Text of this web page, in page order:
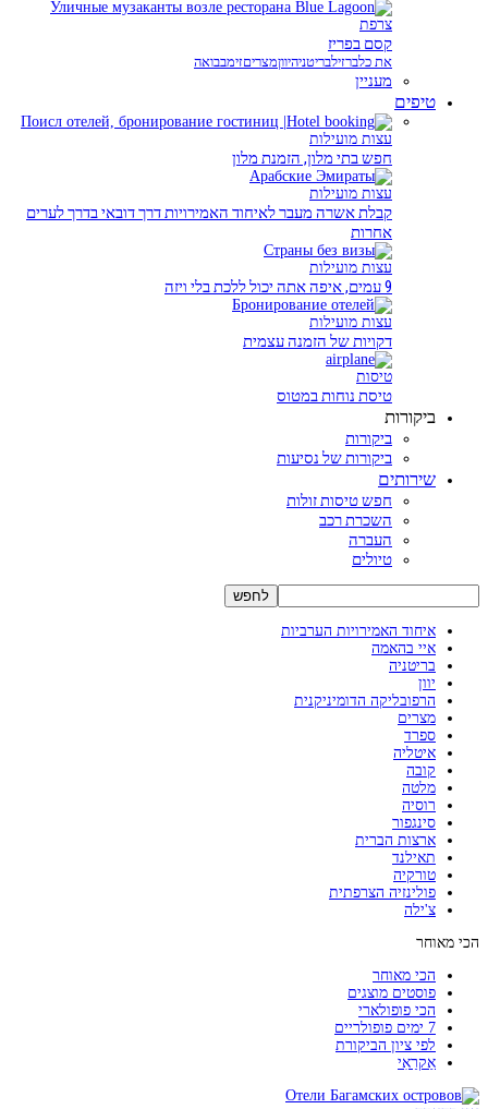
צרפת
קסם בפריז
את כלברזילבריטניהיווןמצריםזימבבואה
מעניין
טיפים
עצות מועילות
חפש בתי מלון, הזמנת מלון
עצות מועילות
קבלת אשרה מעבר לאיחוד האמירויות דרך דובאי בדרך לערים
אחרות
עצות מועילות
9 עמים, איפה אתה יכול ללכת בלי ויזה
עצות מועילות
דקויות של הזמנה עצמית
טיסות
טיסת נוחות במטוס
ביקורות
ביקורות
ביקורות של נסיעות
שירותים
חפש טיסות זולות
השכרת רכב
העברה
טיולים
איחוד האמירויות הערביות
איי בהאמה
בריטניה
יוון
הרפובליקה הדומיניקנית
מצרים
ספרד
איטליה
קובה
מלטה
רוסיה
סינגפור
ארצות הברית
תאילנד
טורקיה
פולינזיה הצרפתית
צ'ילה
הכי מאוחר
הכי מאוחר
פוסטים מוצגים
הכי פופולארי
7 ימים פופולריים
לפי ציון הביקורת
אַקרַאִי